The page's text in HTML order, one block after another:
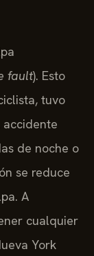
fault). Esto
tuvo
de noche o
se reduce
A
cualquier
York